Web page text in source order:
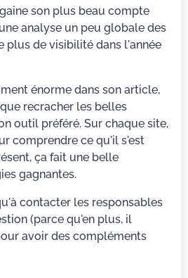
son plus beau compte
analyse un peu globale des
plus de visibilité dans l'année
énorme dans son article,
recracher les belles
outil préféré. Sur chaque site,
comprendre ce qu'il s'est
ça fait une belle
gagnantes.
contacter les responsables
(parce qu'en plus, il
avoir des compléments